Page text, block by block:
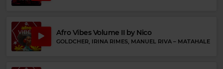
Afro Vibes Volume II by Nico
GOLDCHER, IRINA RIMES, MANUEL RIVA – MATAHALE